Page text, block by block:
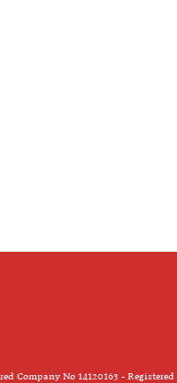
Company No 14120163 -